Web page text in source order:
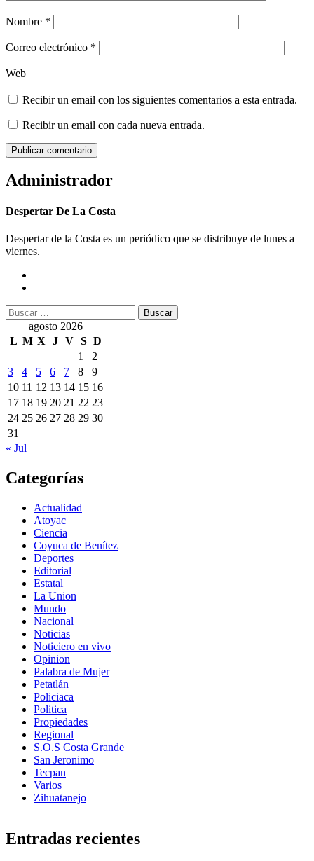
Nombre *
Correo electrónico *
Web
Recibir un email con los siguientes comentarios a esta entrada.
Recibir un email con cada nueva entrada.
Administrador
Despertar De La Costa
Despertar de la Costa es un periódico que se distribuye de lunes a
viernes.
Buscar:
agosto 2026
L M X J V S D
1
2
3
4 5 6 7 8
9
10 11 12 13 14 15 16
17 18 19 20 21 22 23
24 25 26 27 28 29 30
31
« Jul
Categorías
Actualidad
Atoyac
Ciencia
Coyuca de Benítez
Deportes
Editorial
Estatal
La Union
Mundo
Nacional
Noticias
Noticiero en vivo
Opinion
Palabra de Mujer
Petatlán
Policiaca
Politica
Propiedades
Regional
S.O.S Costa Grande
San Jeronimo
Tecpan
Varios
Zihuatanejo
Entradas recientes